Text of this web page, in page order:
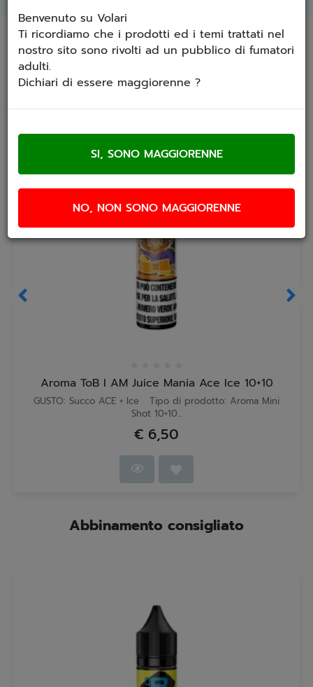
Prodotti che ti potrebbero interessare
Aroma ToB I AM Juice Mania Ace Ice 10+10
GUSTO: Succo ACE + Ice Tipo di prodotto: Aroma Mini
Shot 10+10...
€ 6,50
Abbinamento consigliato
Benvenuto su Volari
Ti ricordiamo che i prodotti ed i temi trattati nel
nostro sito sono rivolti ad un pubblico di fumatori
adulti.
Dichiari di essere maggiorenne ?
NO, NON SONO MAGGIORENNE